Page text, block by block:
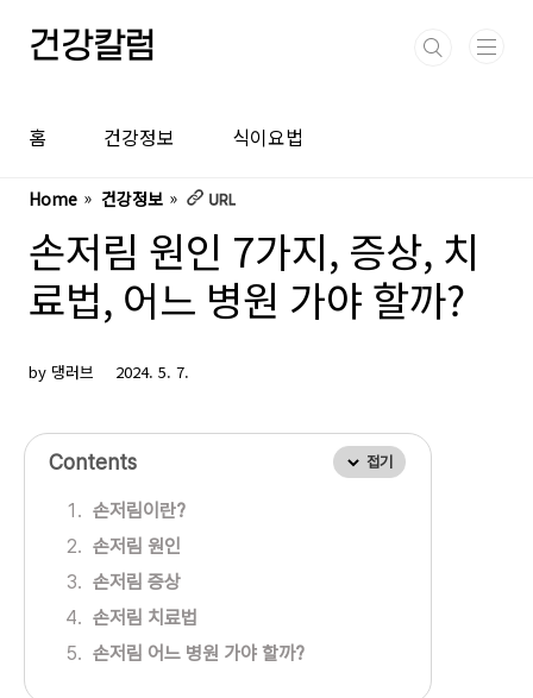
건강칼럼
홈 건강정보 식이요법
Home 건강정보
손저림 원인 7가지, 증상, 치
료법, 어느 병원 가야 할까?
by 댕러브 2024. 5. 7.
Contents 접기
손저림이란?
손저림 원인
손저림 증상
손저림 치료법
손저림 어느 병원 가야 할까?